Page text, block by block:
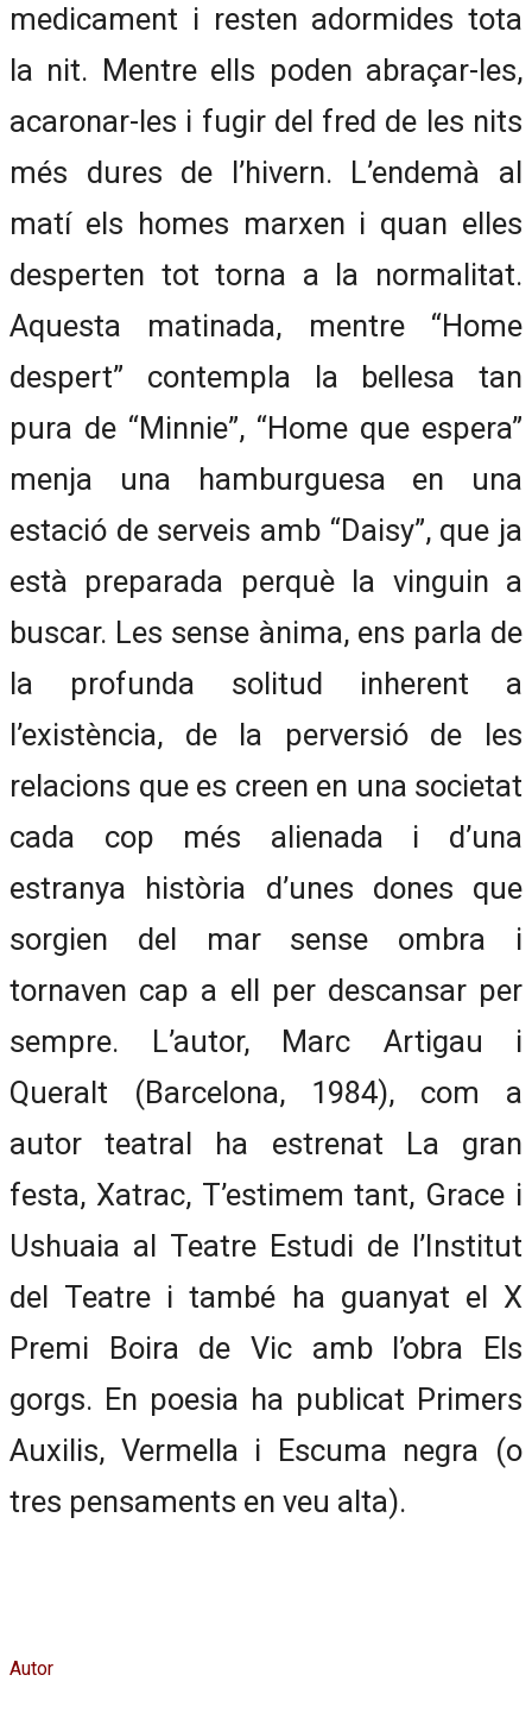
medicament i resten adormides tota
la nit. Mentre ells poden abraçar-les,
acaronar-les i fugir del fred de les nits
més dures de l’hivern. L’endemà al
matí els homes marxen i quan elles
desperten tot torna a la normalitat.
Aquesta matinada, mentre “Home
despert” contempla la bellesa tan
pura de “Minnie”, “Home que espera”
menja una hamburguesa en una
estació de serveis amb “Daisy”, que ja
està preparada perquè la vinguin a
buscar. Les sense ànima, ens parla de
la profunda solitud inherent a
l’existència, de la perversió de les
relacions que es creen en una societat
cada cop més alienada i d’una
estranya història d’unes dones que
sorgien del mar sense ombra i
tornaven cap a ell per descansar per
sempre. L’autor, Marc Artigau i
Queralt (Barcelona, 1984), com a
autor teatral ha estrenat La gran
festa, Xatrac, T’estimem tant, Grace i
Ushuaia al Teatre Estudi de l’Institut
del Teatre i també ha guanyat el X
Premi Boira de Vic amb l’obra Els
gorgs. En poesia ha publicat Primers
Auxilis, Vermella i Escuma negra (o
tres pensaments en veu alta).
Autor